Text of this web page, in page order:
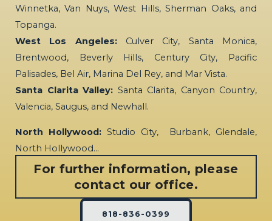
Winnetka, Van Nuys, West Hills, Sherman Oaks, and
Topanga.
West Los Angeles:Culver City, Santa Monica,
Brentwood, Beverly Hills, Century City, Pacific
Palisades, Bel Air, Marina Del Rey, and Mar Vista.
Santa Clarita Valley: Santa Clarita, Canyon Country,
Valencia, Saugus, and Newhall.
North Hollywood: Studio City, Burbank, Glendale,
North Hollywood…
For further information, please
contact our office.
818-836-0399